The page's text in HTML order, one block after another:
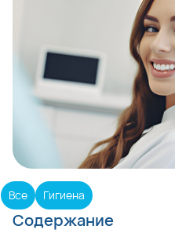
Все Гигиена
Содержание